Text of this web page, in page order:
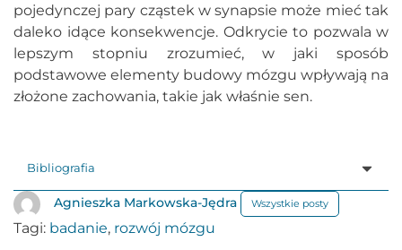
pojedynczej pary cząstek w synapsie może mieć tak
daleko idące konsekwencje. Odkrycie to pozwala w
lepszym stopniu zrozumieć, w jaki sposób
podstawowe elementy budowy mózgu wpływają na
złożone zachowania, takie jak właśnie sen.
Bibliografia
Agnieszka Markowska-Jędra Wszystkie posty
Tagi: badanie, rozwój mózgu